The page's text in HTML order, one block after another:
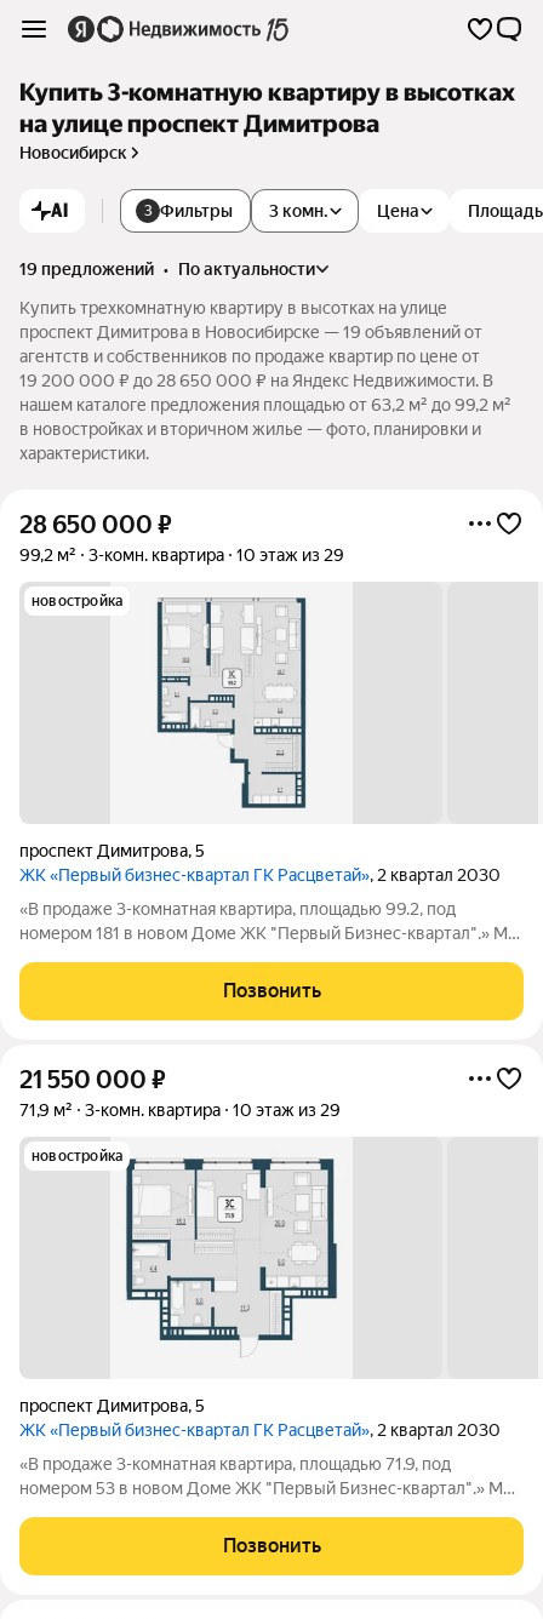
Купить 3-комнатную квартиру в высотках
на улице проспект Димитрова
Новосибирск
AI 3 Фильтры 3 комн. Цена Площадь
19 предложений •
по актуальности
Купить трехкомнатную квартиру в высотках на улице
проспект Димитрова в Новосибирске — 19 объявлений от
агентств и собственников по продаже квартир по цене от
19 200 000 ₽ до 28 650 000 ₽ на Яндекс Недвижимости. В
нашем каталоге предложения площадью от 63,2 м² до 99,2 м²
в новостройках и вторичном жилье — фото, планировки и
характеристики.
28 650 000 ₽
99,2 м² 3-комн. квартира 10 этаж из 29
новостройка
проспект Димитрова,5
ЖК «Первый бизнес-квартал ГК Расцветай», 2 квартал 2030
«В продаже 3-комнатная квартира, площадью 99.2, под
номером 181 в новом Доме ЖК "Первый Бизнес-квартал".» Мы
где раньше находился торговый центр ЦУМ. На его месте мы
строим квартал, где жилье,
Позвонить
21 550 000 ₽
71,9 м² 3-комн. квартира 10 этаж из 29
новостройка
проспект Димитрова,5
ЖК «Первый бизнес-квартал ГК Расцветай», 2 квартал 2030
«В продаже 3-комнатная квартира, площадью 71.9, под
номером 53 в новом Доме ЖК "Первый Бизнес-квартал".» Мы
где раньше находился торговый центр ЦУМ. На его месте мы
строим квартал, где жилье,
Позвонить